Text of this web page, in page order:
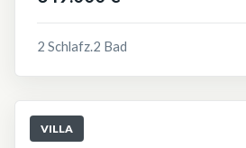
2 Schlafz.2 Bad
VILLA